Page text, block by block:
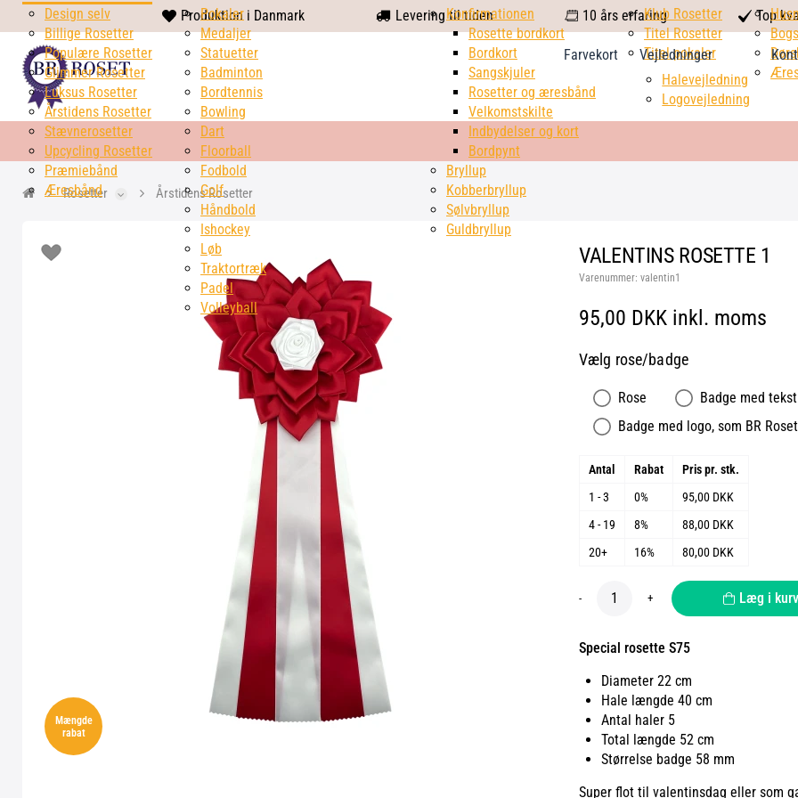
heart
solid
Produktion i Danmark Levering til tiden calendar
10 års erfaring
check
mark
Top
Farvekort
Vejledninger
Halevejledning
Logovejledning
Design selv
Billige Rosetter
Populære Rosetter
Glimmer Rosetter
Luksus Rosetter
Årstidens Rosetter
Stævnerosetter
Upcycling Rosetter
Præmiebånd
Æresbånd
Pokaler
Medaljer
Statuetter
Badminton
Bordtennis
Bowling
Dart
Floorball
Fodbold
Golf
Håndbold
Ishockey
Løb
Traktortræk
Padel
Volleyball
Konfirmationen
Rosette bordkort
Bordkort
Sangskjuler
Rosetter og æresbånd
Velkomstskilte
Indbydelser og kort
Bordpynt
Bryllup
Kobberbryllup
Sølvbryllup
Guldbryllup
Klub Rosetter
Titel Rosetter
Titel pokaler
Rosetter Årstidens Rosetter
Mængde
rabat
VALENTINS ROSETTE 1
Varenummer: valentin1
95,00 DKK inkl. moms
Vælg rose/badge
Rose Badge med tekst
Badge med logo, som BR
Antal Rabat
Pris pr. stk.
1 - 3
0%
95,00 DKK
4 - 19
8%
88,00 DKK
20+
16% 80,00 DKK
- + Læg i kurv
Special rosette S75
Diameter 22 cm
Hale længde 40 cm
Antal haler 5
Total længde 52 cm
Størrelse badge 58 mm
Super flot til valentinsdag eller som